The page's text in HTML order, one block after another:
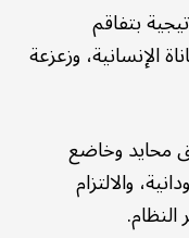
بتفاقم
الإنسانية، وزعزعة
محايد وخاضع
والالتزام